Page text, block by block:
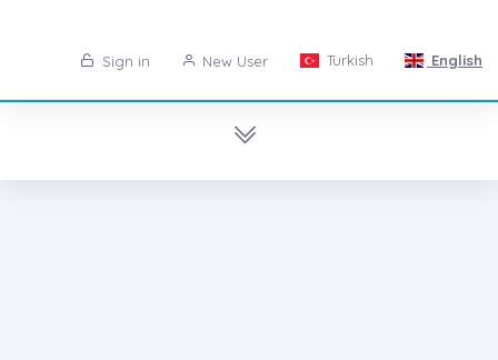
Sign in New User Turkish English